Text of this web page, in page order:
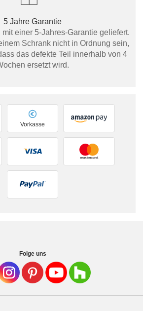
5 Jahre Garantie
einer 5-Jahres-Garantie geliefert.
Schrank nicht in Ordnung sein,
das defekte Teil innerhalb von 4
ersetzt wird.
Vorkasse
Folge uns